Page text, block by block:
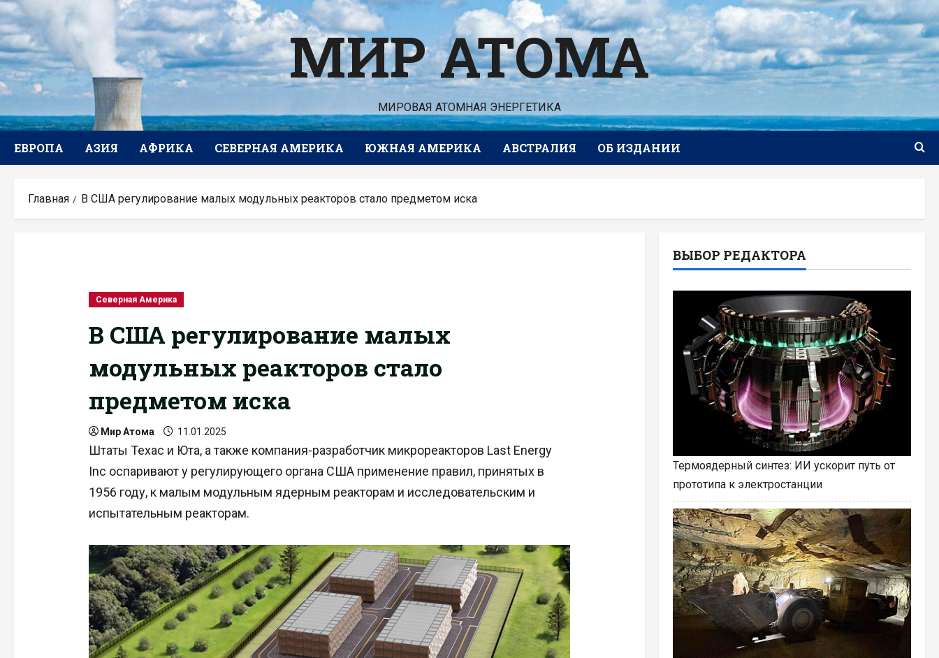
Перейти
к
содержимому
МИР АТОМА
МИРОВАЯ АТОМНАЯ ЭНЕРГЕТИКА
ЕВРОПА АЗИЯ АФРИКА СЕВЕРНАЯ АМЕРИКА ЮЖНАЯ АМЕРИКА АВСТРАЛИЯ ОБ ИЗДАНИИ
Главная В США регулирование малых модульных реакторов стало предметом иска
Северная Америка
В США регулирование малых
модульных реакторов стало
предметом иска
Мир Атома 11.01.2025
Штаты Техас и Юта, а также компания-разработчик микрореакторов Last Energy
Inc оспаривают у регулирующего органа США применение правил, принятых в
1956 году, к малым модульным ядерным реакторам и исследовательским и
испытательным реакторам.
ВЫБОР РЕДАКТОРА
Термоядерный синтез: ИИ ускорит путь от
прототипа к электростанции